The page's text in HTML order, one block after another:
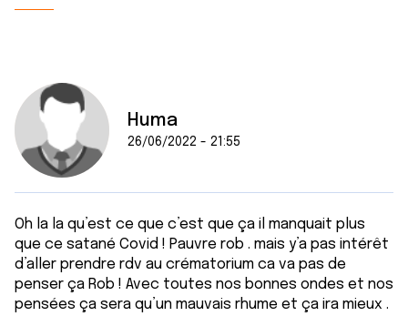
Huma
26/06/2022 - 21:55
Oh la la qu’est ce que c’est que ça il manquait plus
que ce satané Covid ! Pauvre rob . mais y’a pas intérêt
d’aller prendre rdv au crématorium ca va pas de
penser ça Rob ! Avec toutes nos bonnes ondes et nos
pensées ça sera qu’un mauvais rhume et ça ira mieux .